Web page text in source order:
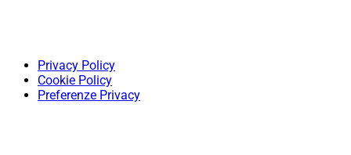
Privacy Policy
Cookie Policy
Preferenze Privacy